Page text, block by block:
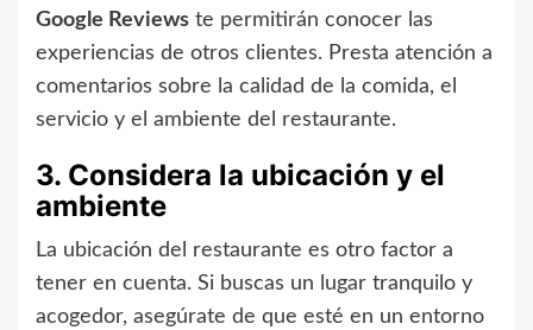
Google Reviews te permitirán conocer las
experiencias de otros clientes. Presta atención a
comentarios sobre la calidad de la comida, el
servicio y el ambiente del restaurante.
3. Considera la ubicación y el
ambiente
La ubicación del restaurante es otro factor a
tener en cuenta. Si buscas un lugar tranquilo y
acogedor, asegúrate de que esté en un entorno